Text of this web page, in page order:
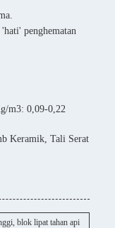
penghematan
m3: 0,09-0,22
Keramik, Tali Serat
blok lipat tahan api